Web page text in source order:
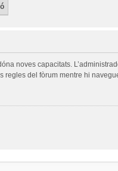
noves capacitats.
regles del fòrum mentre hi